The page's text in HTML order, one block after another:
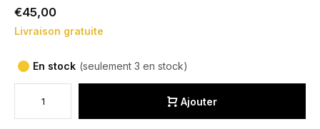
€45,00
Livraison gratuite
En stock (seulement 3 en stock)
Ajouter